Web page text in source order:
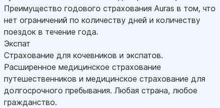
Преимущество годового страхования Auras в том, что
нет ограничений по количеству дней и количеству
поездок в течение года.
Экспат
Страхование для кочевников и экспатов.
Расширенное медицинское страхование
путешественников и медицинское страхование для
долгосрочного пребывания. Любая страна, любое
гражданство.